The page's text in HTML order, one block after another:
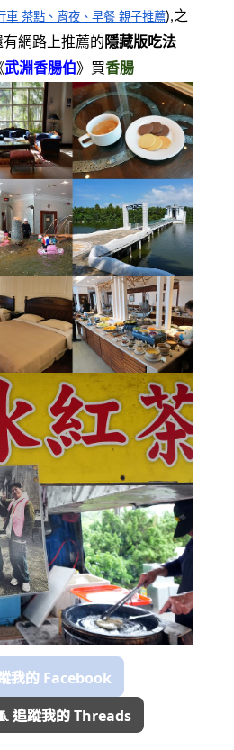
車 茶點、宵夜、早餐 親子推薦),之
網路上推薦的 隱藏版吃法
武淵香腸伯 》買香腸
我的 Facebook
追蹤我的 Threads